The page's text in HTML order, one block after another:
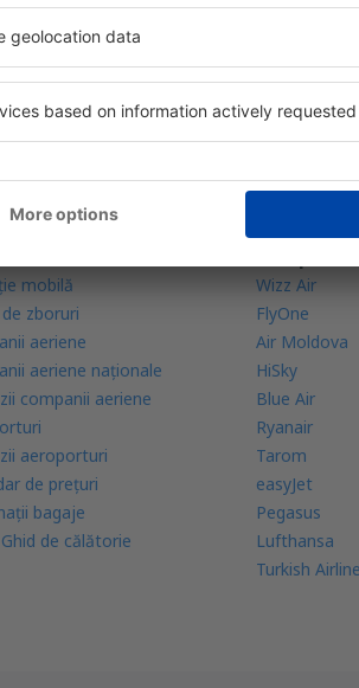
evaluată aplicație din categoria călătoriilor
la îndemână
tale într-un singur loc
mobilă
de zboruri
aeriene
aeriene naţionale
companii aeriene
aeroporturi
de prețuri
bagaje
de călătorie
Wizz Air
FlyOne
Air Moldova
HiSky
Blue Air
Ryanair
Tarom
easyJet
Pegasus
Lufthansa
Turkish